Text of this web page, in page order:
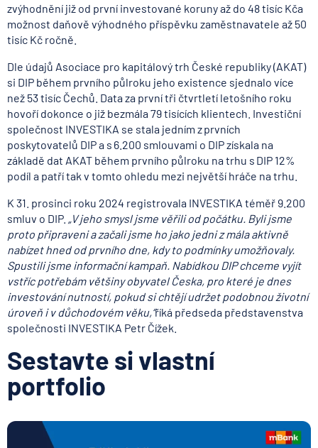
zvýhodnění již od první investované koruny až do 48 tisíc Kča
možnost daňově výhodného příspěvku zaměstnavatele až 50
tisíc Kč ročně.
Dle údajů Asociace pro kapitálový trh České republiky (AKAT)
si DIP během prvního půlroku jeho existence sjednalo více
než 53 tisíc Čechů. Data za první tři čtvrtletí letošního roku
hovoří dokonce o již bezmála 79 tisících klientech. Investiční
společnost INVESTIKA se stala jedním z prvních
poskytovatelů DIP a s 6.200 smlouvami o DIP získala na
základě dat AKAT během prvního půlroku na trhu s DIP 12%
podíl a patří tak v tomto ohledu mezi největší hráče na trhu.
K 31. prosinci roku 2024 registrovala INVESTIKA téměř 9.200
smluv o DIP.
V jeho smysl jsme věřili od počátku. Byli jsme
proto připraveni a začali jsme ho jako jedni z mála aktivně
nabízet hned od prvního dne, kdy to podmínky umožňovaly.
Spustili jsme informační kampaň. Nabídkou DIP chceme vyjít
vstříc potřebám většiny obyvatel Česka, pro které je dnes
investování nutností, pokud si chtějí udržet podobnou životní
úroveň i v důchodovém věku,“říká předseda představenstva
společnosti INVESTIKA Petr Čížek.
Sestavte si vlastní
portfolio